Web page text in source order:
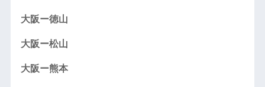
大阪ー徳山
大阪ー松山
大阪ー熊本